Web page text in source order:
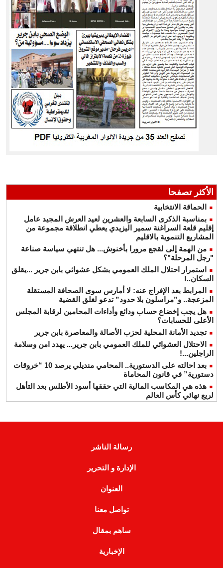
الأكثر تصفحا
الحماقة الانتخابية
بمناسبة الذكرى السابعة والعشرين لعيد العرش المجيد عامل
إقليم قلعة السراغنة سمير اليزيدي يعطي انطلاقة مجموعة من
المشاريع التنموية بالاقليم
من الهمة إلى لقجع مرورا بأخنوش... هل تنتهي سياسة صناعة
"رجل المرحلة"؟
استمرار احتلال الملك العمومي بشكل عشوائي بابن جرير ...يقلق
السكان..!
المرابط بعد الإفراج عنه: لا أمارس سوى الصحافة المستقلة
المزعجة.. و”مراسلون بلا حدود” تدعو لغلق القضية
هل يجب إخضاع حساب ودائع وأداءات المحامين لرقابة المجلس
الأعلى للحسابات؟
تجديد الأمانة المحلية لحزب الأصالة والمعاصرة بابن جرير
الاحتلال العشوائي للملك العمومي بابن جرير... يهدد امن وسلامة
الراجلين...!
بعد احالته على الدستورية.. المحامي منديلي يرصد 10 “خروقات
دستورية” في قانون المحاماة
هذه هي المكاسب المالية التي حققها أسود الأطلس بعد التأهل
لربع نهائي كأس العالم
رسالة الناشر
الإدارة و التحرير
العنوان
تواصل معنا
ساهم بمقال
الإخبارية